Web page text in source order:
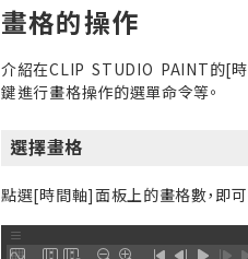
畫格的操作
介紹在CLIP STUDIO PAINT的[時
鍵進行畫格操作的選單命令等。
選擇畫格
點選[時間軸]面板上的畫格數，即可